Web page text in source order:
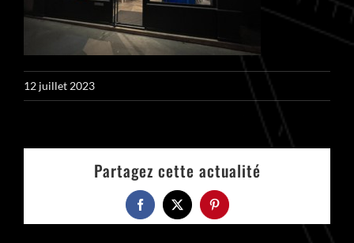
12 juillet 2023
Partagez cette actualité
Facebook
X Pinterest